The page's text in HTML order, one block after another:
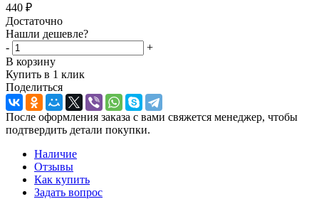
440 ₽
Достаточно
Нашли дешевле?
-
+
В корзину
Купить в 1 клик
Поделиться
После оформления заказа с вами свяжется менеджер, чтобы
подтвердить детали покупки.
Наличие
Отзывы
Как купить
Задать вопрос